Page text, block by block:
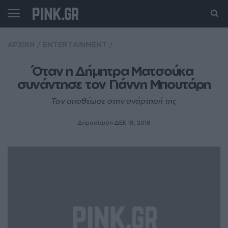
Όταν η Δήμητρα Ματσούκα
συνάντησε τον Γιάννη Μπουτάρη
Τον αποθέωσε στην ανάρτησή της
Δημοσίευση ΔΕΚ 18, 2018